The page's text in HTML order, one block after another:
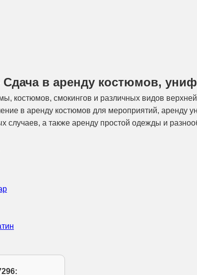
Сдача в аренду костюмов,
костюмов, смокингов и различных видов
в аренду костюмов для мероприятий, аренду
случаев, а также аренду простой одежды и